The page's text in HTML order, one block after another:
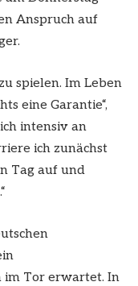
Anspruch auf
spielen. Im Leben
eine Garantie“,
intensiv an
ich zunächst
Tag auf und
im Tor erwartet. In